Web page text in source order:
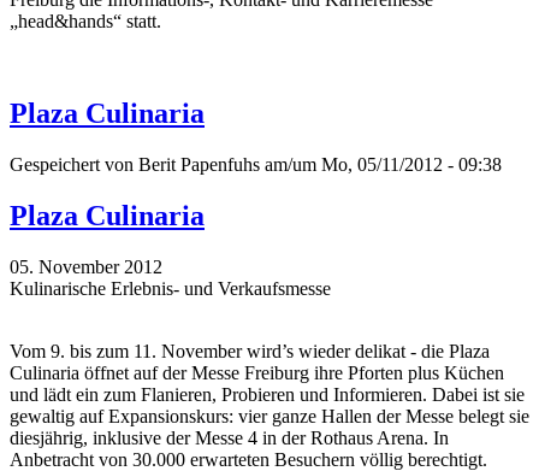
„head&hands“ statt.
Plaza Culinaria
Gespeichert von Berit Papenfuhs am/um Mo, 05/11/2012 - 09:38
Plaza Culinaria
05. November 2012
Kulinarische Erlebnis- und Verkaufsmesse
Vom 9. bis zum 11. November wird’s wieder delikat - die Plaza
Culinaria öffnet auf der Messe Freiburg ihre Pforten plus Küchen
und lädt ein zum Flanieren, Probieren und Informieren. Dabei ist sie
gewaltig auf Expansionskurs: vier ganze Hallen der Messe belegt sie
diesjährig, inklusive der Messe 4 in der Rothaus Arena. In
Anbetracht von 30.000 erwarteten Besuchern völlig berechtigt.